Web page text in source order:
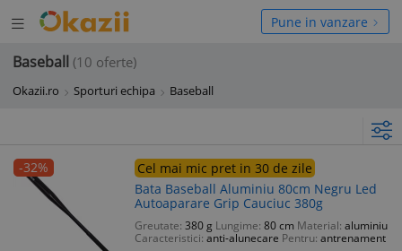
Deschide
meniul
Pune in vanzare
Baseball (10 oferte)
Okazii.ro Sporturi echipa Baseball
-32%
Cel mai mic pret in 30 de zile
Bata Baseball Aluminiu 80cm Negru Led
Autoaparare Grip Cauciuc 380g
Greutate: 380 g Lungime: 80 cm Material: aluminiu
Caracteristici: anti-alunecare Pentru: antrenament